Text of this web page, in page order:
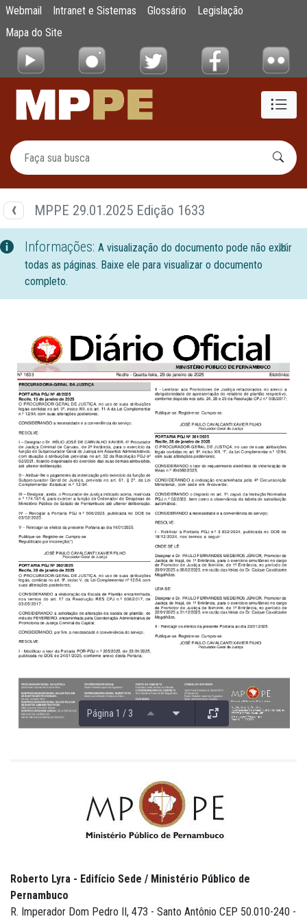
Pular para o Conteúdo principal
Documentos
Webmail Intranet e Sistemas Glossário
Legislação
Mapa do Site
MPPE 29.01.2025 Edição 1633
Informações: A visualização do documento pode não exibir
todas as páginas. Baixe ele para visualizar o documento
completo.
Página 1 / 3
Roberto Lyra - Edifício Sede / Ministério Público de
Pernambuco
R. Imperador Dom Pedro II, 473 - Santo Antônio CEP 50.010-240 -